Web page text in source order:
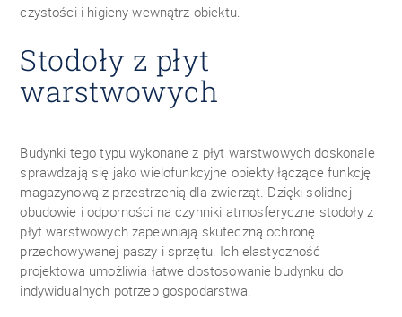
czystości i higieny wewnątrz obiektu.
Stodoły z płyt
warstwowych
Budynki tego typu wykonane z płyt warstwowych doskonale
sprawdzają się jako wielofunkcyjne obiekty łączące funkcję
magazynową z przestrzenią dla zwierząt. Dzięki solidnej
obudowie i odporności na czynniki atmosferyczne stodoły z
płyt warstwowych zapewniają skuteczną ochronę
przechowywanej paszy i sprzętu. Ich elastyczność
projektowa umożliwia łatwe dostosowanie budynku do
indywidualnych potrzeb gospodarstwa.